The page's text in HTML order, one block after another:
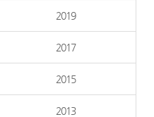
2019
2017
2015
2013